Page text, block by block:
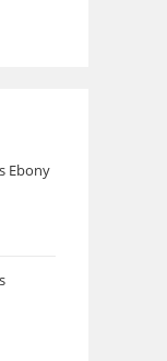
Ebony